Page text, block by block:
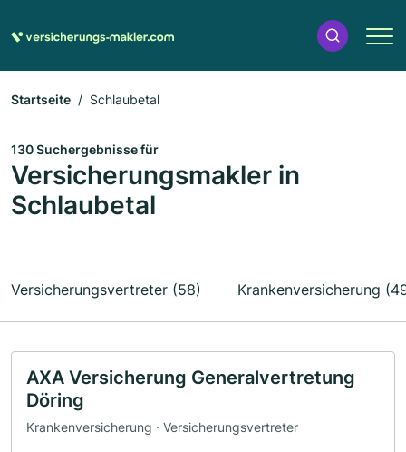
Startseite Schlaubetal
130 Suchergebnisse für
Versicherungsmakler in
Schlaubetal
Versicherungsvertreter (58) Krankenversicherung
AXA Versicherung Generalvertretung
Döring
Krankenversicherung · Versicherungsvertreter